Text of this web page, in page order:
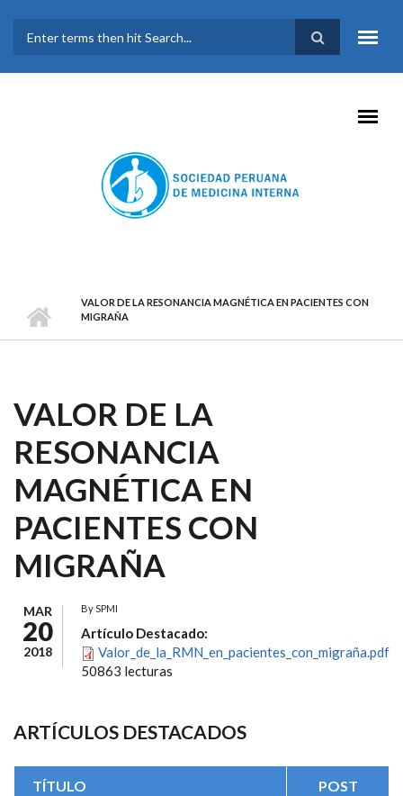
FORMULARIO DE
BÚSQUEDA
VALOR DE LA RESONANCIA MAGNÉTICA EN PACIENTES CON
MIGRAÑA
VALOR DE LA
RESONANCIA
MAGNÉTICA EN
PACIENTES CON
MIGRAÑA
MAR
20
2018
BySPMI
Artículo Destacado:
Valor_de_la_RMN_en_pacientes_con_migraña.pdf
50863 lecturas
ARTÍCULOS DESTACADOS
TÍTULO
POST